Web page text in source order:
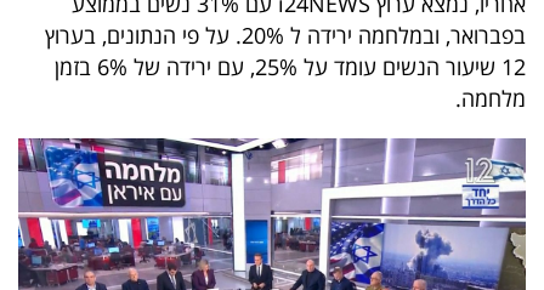
פרסמו
באייס
עקבו
אחרינו:
בפברואר, ובמלחמה ירידה ל 20%. על פי הנתונים, בערוץ
12 שיעור הנשים עומד על 25%, עם ירידה של 6% בזמן
מלחמה.